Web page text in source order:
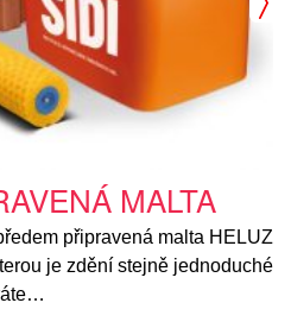
MALTA
připravená malta HELUZ
je zdění stejně jednoduché